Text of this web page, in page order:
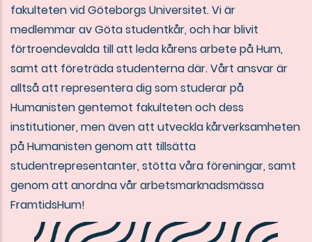
fakulteten vid Göteborgs Universitet. Vi är
medlemmar av Göta studentkår, och har blivit
förtroendevalda till att leda kårens arbete på Hum,
samt att företräda studenterna där. Vårt ansvar är
alltså att representera dig som studerar på
Humanisten gentemot fakulteten och dess
institutioner, men även att utveckla kårverksamheten
på Humanisten genom att tillsätta
studentrepresentanter, stötta våra föreningar, samt
genom att anordna vår arbetsmarknadsmässa
FramtidsHum!